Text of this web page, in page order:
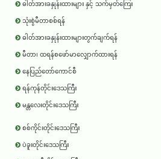
ဓါတ်အားခနှုန်းထားများ နှင့် သက်မှတ်ကြေး
သုံးစွဲမီတာစစ်ရန်
ဓါတ်အားခနှုန်းထားများတွက်ချက်ရန်
မီတာ၊ ထရန်စဖော်မာလျှောက်ထားရန်
နေပြည်တော်ကောင်စီ
ရန်ကုန်တိုင်းဒေသကြီး
မန္တလေးတိုင်းဒေသကြီး
စစ်ကိုင်းတိုင်းဒေသကြီး
ပဲခူးတိုင်းဒေသကြီး